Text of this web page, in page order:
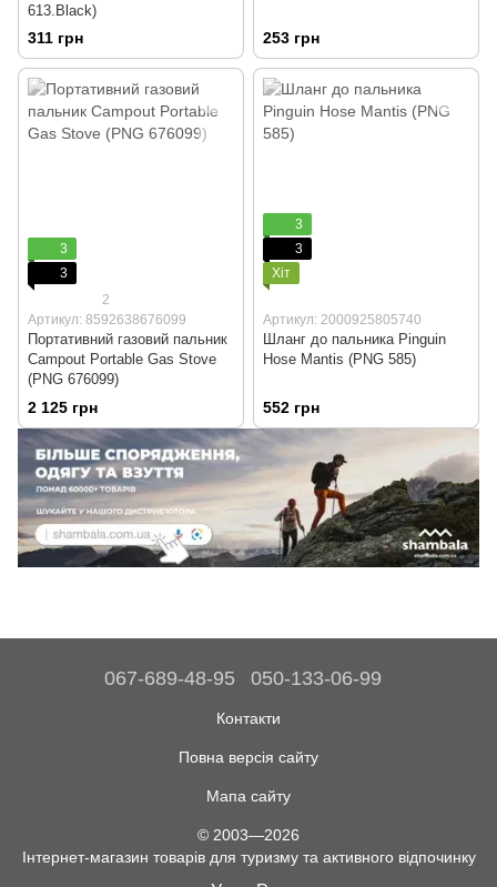
613.Black)
311 грн 253 грн
3
3
2
Артикул: 8592638676099
Портативний газовий пальник
Campout Portable Gas Stove
(PNG 676099)
2 125 грн
3
3
Хіт
Артикул: 2000925805740
Шланг до пальника Pinguin
Hose Mantis (PNG 585)
552 грн
067-689-48-95 050-133-06-99
Контакти
Повна версія сайту
Мапа сайту
© 2003—2026
Інтернет-магазин товарів для туризму та активного відпочинку